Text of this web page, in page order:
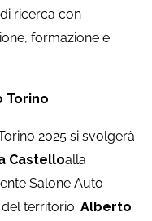
ricerca con
formazione e
Torino
2025 si svolgerà
Castelloalla
Salone Auto
territorio: Alberto